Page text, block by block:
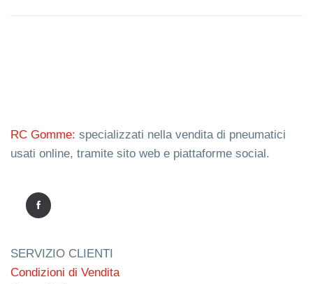
RC Gomme: specializzati nella vendita di pneumatici
usati online, tramite sito web e piattaforme social.
SERVIZIO CLIENTI
Condizioni di Vendita